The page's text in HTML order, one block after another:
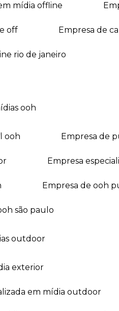
mídia offline
off empresa de
rio de janeiro
ooh
ooh empresa de
empresa
empresa de ooh
são paulo
outdoor
exterior
em mídia outdoor